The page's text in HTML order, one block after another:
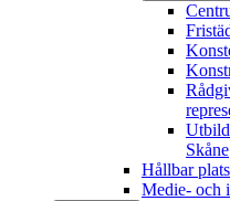
Skåne
Hållbar
Medie- och